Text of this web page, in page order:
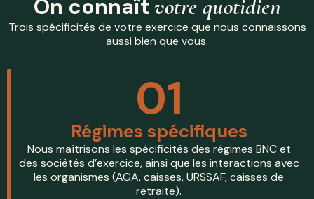
On connaît votre quotidien
Trois spécificités de votre exercice que nous connaissons
aussi bien que vous.
01
Régimes spécifiques
Nous maîtrisons les spécificités des régimes BNC et
des sociétés d’exercice, ainsi que les interactions avec
les organismes (AGA, caisses, URSSAF, caisses de
retraite).